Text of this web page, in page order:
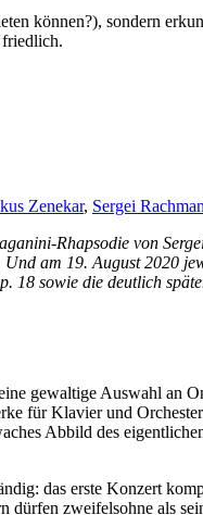
können?), sondern
friedlich.
Zenekar, Sergei
Rhapsodie von
am 19. August 2020
sowie die deutlich
gewaltige Auswahl an
für Klavier und
Abbild des
das erste Konzert
zweifelsohne als